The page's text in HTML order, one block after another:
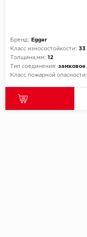
Бренд:
Egger
Класс износостойкости: 33
Толщина,мм: 12
Тип соединения: замковое
Класс пожарной опасности: